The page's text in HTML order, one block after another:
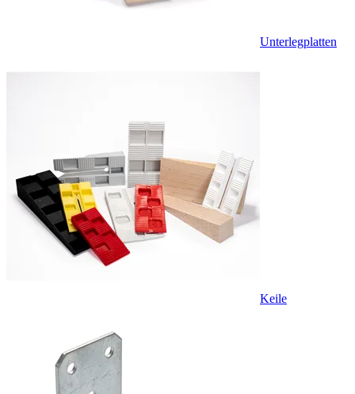
Unterlegplatten
Keile